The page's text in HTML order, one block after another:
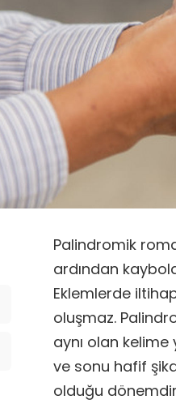
Palindromik
ardından
Eklemlerde
oluşmaz.
aynı olan kelime
ve sonu hafif
olduğu